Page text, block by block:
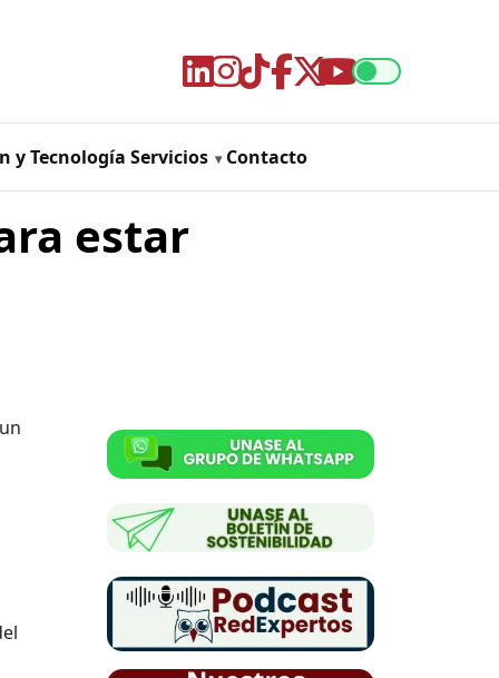
y Tecnología Servicios Contacto
estar